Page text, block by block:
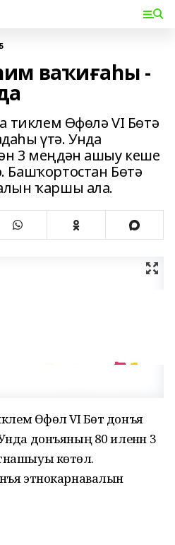
ваҡиғаһы -
тиклем Өфөлә VI Бөтә
үтә. Унда
3 меңдән ашыу кеше
Бөтә
ҡаршы ала.
Өфөлә VI Бөтә донъя
донъяның 80 иленән 3
көтөлә.
этнокарнавалын